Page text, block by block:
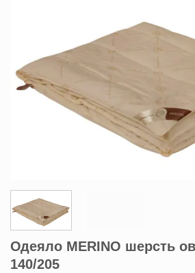
Одеяло MERINO шерсть
140/205